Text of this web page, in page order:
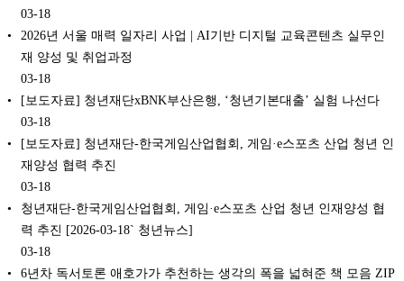
03-18
2026년 서울 매력 일자리 사업 | AI기반 디지털 교육콘텐츠 실무인
재 양성 및 취업과정
03-18
[보도자료] 청년재단xBNK부산은행, ‘청년기본대출’ 실험 나선다
03-18
[보도자료] 청년재단-한국게임산업협회, 게임·e스포츠 산업 청년 인
재양성 협력 추진
03-18
청년재단-한국게임산업협회, 게임·e스포츠 산업 청년 인재양성 협
력 추진 [2026-03-18` 청년뉴스]
03-18
6년차 독서토론 애호가가 추천하는 생각의 폭을 넓혀준 책 모음 ZIP